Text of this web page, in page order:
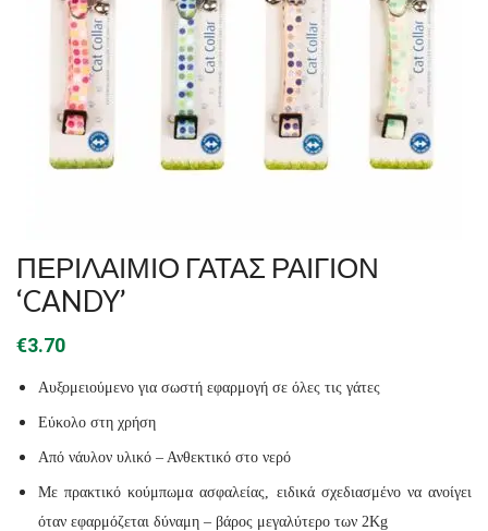
ΠΕΡΙΛΑΙΜΙΟ ΓΑΤΑΣ ΡΑΙΓΙΟΝ
‘CANDY’
€3.70
Αυξομειούμενο για σωστή εφαρμογή σε όλες τις γάτες
Εύκολο στη χρήση
Από νάυλον υλικό – Ανθεκτικό στο νερό
Με πρακτικό κούμπωμα ασφαλείας, ειδικά σχεδιασμένο να ανοίγει
όταν εφαρμόζεται δύναμη – βάρος μεγαλύτερο των 2Kg